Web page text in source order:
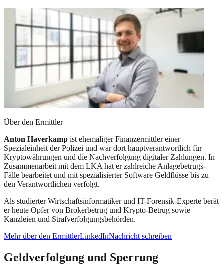
Über den Ermittler
Anton Haverkamp ist ehemaliger Finanzermittler einer
Spezialeinheit der Polizei und war dort hauptverantwortlich für
Kryptowährungen und die Nachverfolgung digitaler Zahlungen. In
Zusammenarbeit mit dem LKA hat er zahlreiche Anlagebetrugs-
Fälle bearbeitet und mit spezialisierter Software Geldflüsse bis zu
den Verantwortlichen verfolgt.
Als studierter Wirtschaftsinformatiker und IT-Forensik-Experte berät
er heute Opfer von Brokerbetrug und Krypto-Betrug sowie
Kanzleien und Strafverfolgungsbehörden.
Mehr über den ErmittlerLinkedInNachricht schreiben
Geldverfolgung und Sperrung